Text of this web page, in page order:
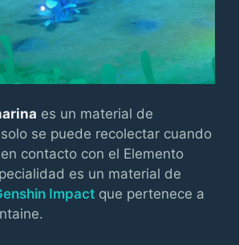
es un material de
se puede recolectar cuando
contacto con el Elemento
es un material de
Impact que pertenece a